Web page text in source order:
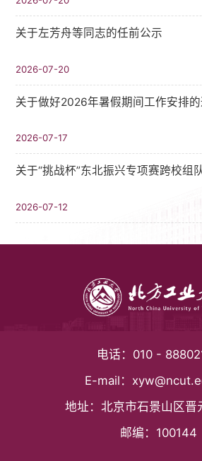
关于左芳舟等同志的任前公示
2026-07-20
关于做好2026年暑假期间工作安排
2026-07-17
关于“挑战杯”东北振兴专项赛跨校组
2026-07-12
电话： 010 -
E-mail：
地址： 北京市石景山区晋
邮编： 100144